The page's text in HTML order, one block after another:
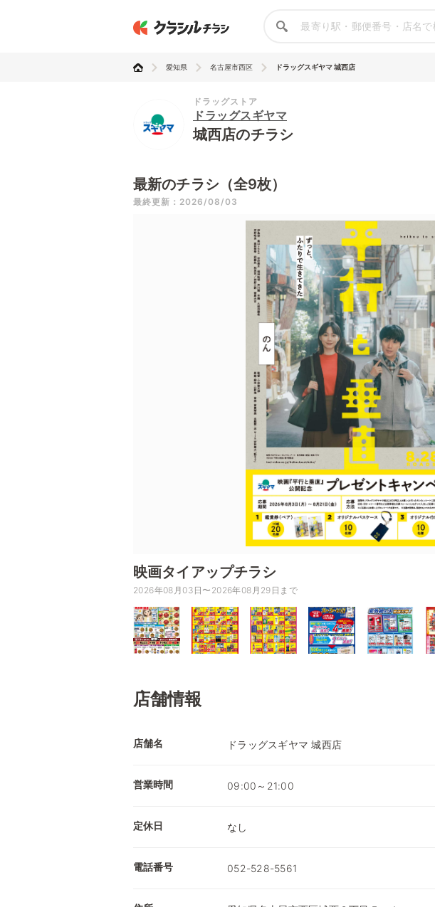
愛知県 名古屋市西区 ドラッグスギヤマ 城西店
ドラッグストア
ドラッグスギヤマ
城西店のチラシ
最新のチラシ（全9枚）
最終更新：2026/08/03
映画タイアップチラシ
2026年08月03日〜2026年08月29日まで
店舗情報
店舗名 ドラッグスギヤマ 城西店
営業時間 09:00～21:00
定休日 なし
電話番号 052-528-5561